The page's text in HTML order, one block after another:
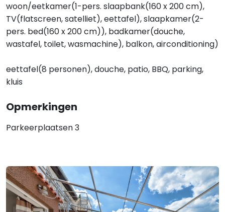
woon/eetkamer(1-pers. slaapbank(160 x 200 cm),
TV(flatscreen, satelliet), eettafel), slaapkamer(2-
pers. bed(160 x 200 cm)), badkamer(douche,
wastafel, toilet, wasmachine), balkon, airconditioning)
eettafel(8 personen), douche, patio, BBQ, parking,
kluis
Opmerkingen
Parkeerplaatsen 3